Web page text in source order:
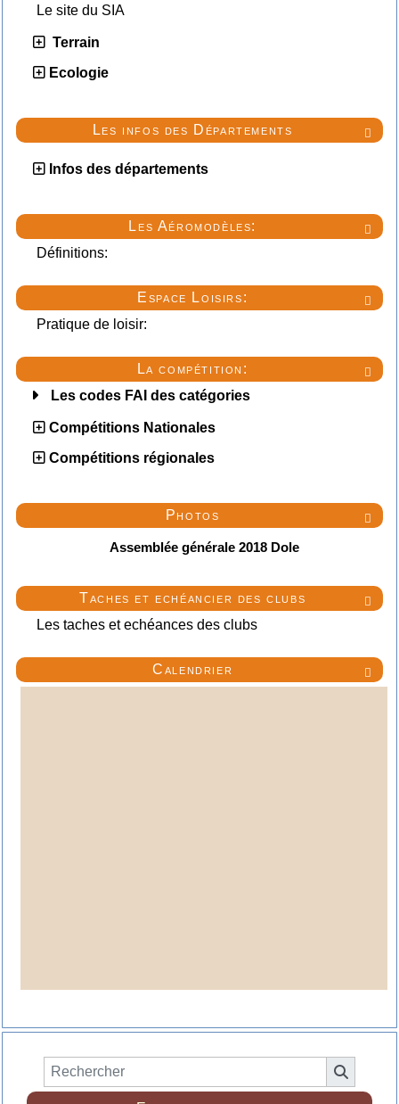
Le site du SIA
Terrain
Ecologie

Les infos des Départements
Infos des départements

Les Aéromodèles:
Définitions:

Espace Loisirs:
Pratique de loisir:

La compétition:
Les codes FAI des catégories
Compétitions Nationales
Compétitions régionales

Photos
Assemblée générale 2018 Dole

Taches et echéancier des clubs
Les taches et echéances des clubs

Calendrier